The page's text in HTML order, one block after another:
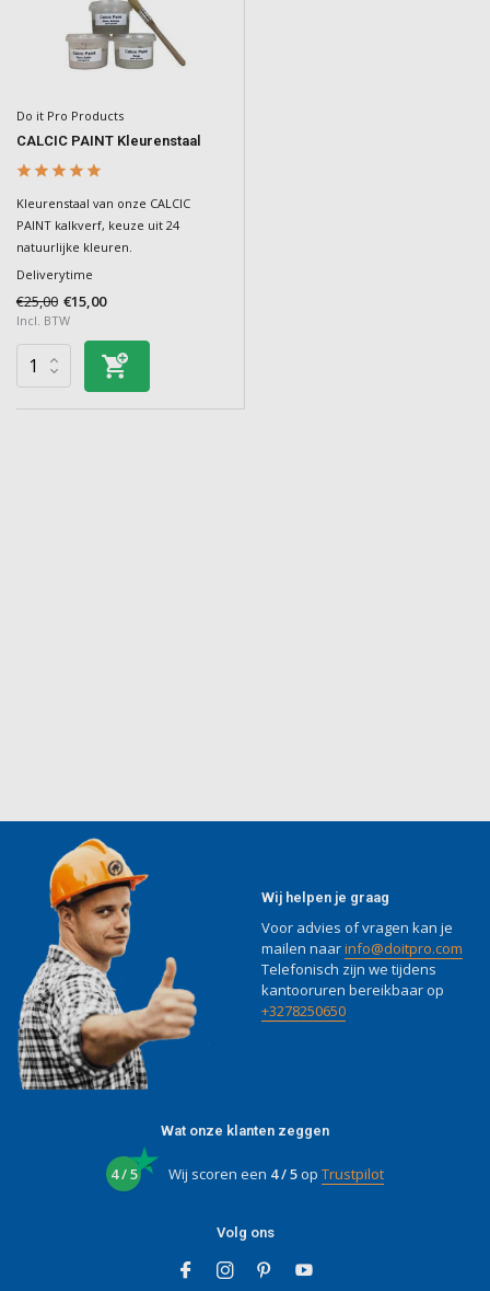
Do it Pro Products
CALCIC PAINT Kleurenstaal
Kleurenstaal van onze CALCIC
PAINT kalkverf, keuze uit 24
natuurlijke kleuren.
Deliverytime
€25,00 €15,00
Incl. BTW
Wij helpen je graag
Voor advies of vragen kan je
mailen naarinfo@doitpro.com
Telefonisch zijn we tijdens
kantooruren bereikbaar op
+3278250650
Wat onze klanten zeggen
4 / 5 Wij scoren een 4 / 5op Trustpilot
Volg ons